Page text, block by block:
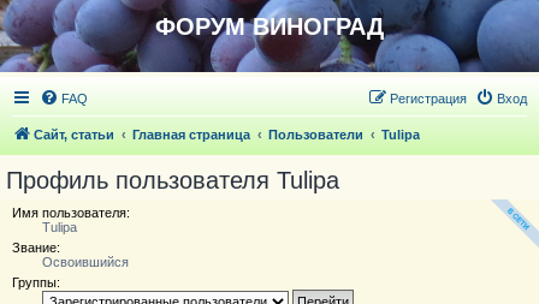
ФОРУМ ВИНОГРАД
FAQ Вход
Регистрация
Сайт, статьи Главная страница Пользователи Tulipa
Профиль пользователя Tulipa
Имя пользователя:
Tulipa
Звание:
Освоившийся
Группы: